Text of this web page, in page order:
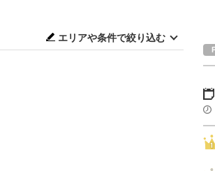
エリアや条件で絞り込む